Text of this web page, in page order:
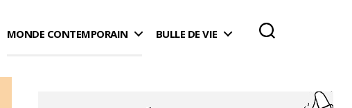
MONDE CONTEMPORAIN BULLE DE VIE